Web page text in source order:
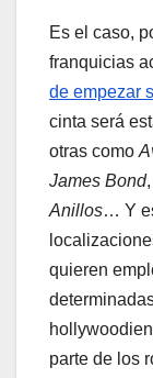
Es el caso,
franquicias
de empezar
cinta será
otras como
James Bond,
Anillos… Y
quieren
parte de los